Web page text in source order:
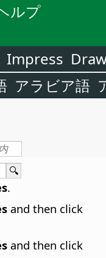
ルプ
Impress
アラビア語
.
and then click
and then click